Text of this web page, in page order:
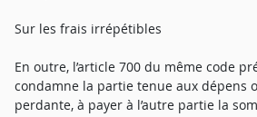
Sur les frais irrépétibles
En outre, l’article 700 du même code
condamne la partie tenue aux dépens
perdante, à payer à l’autre partie la